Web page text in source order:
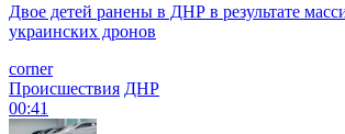
Двое детей ранены в ДНР в результате
украинских дронов
corner
Происшествия ДНР
00:41